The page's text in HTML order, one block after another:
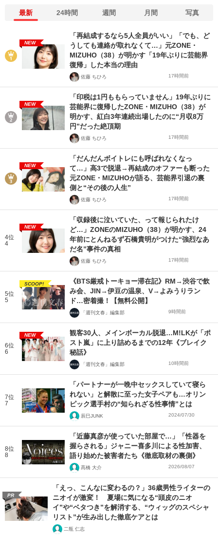
最新 24時間 週間 月間 写真
NEW
「再結成するなら5人全員がいい」「でも、ど
うしても連絡が取れなくて…」元ZONE・
MIZUHO（38）が明かす「19年ぶりに芸能界
復帰」した本当の理由
佐藤 ちひろ 17時間前
NEW
「印税は1円ももらっていません」19年ぶりに
芸能界に復帰したZONE・MIZUHO（38）が
明かす、紅白3年連続出場したのに“月収8万
円”だった絶頂期
佐藤 ちひろ 17時間前
NEW
「だんだんボイトレにも呼ばれなくなっ
て…」高3で脱退→再結成のオファーも断った
元ZONE・MIZUHOが語る、芸能界引退の裏
側と“その後の人生”
佐藤 ちひろ 17時間前
4位
4
NEW
「収録後に泣いていた、って報じられたけ
ど…」ZONEのMIZUHO（38）が明かす、24
年前にとんねるず石橋貴明がつけた“強烈なあ
だ名”事件の真相
佐藤 ちひろ 17時間前
5位
5
SCOOP!
《BTS厳戒トーキョー滞在記》RM→渋谷で飲
み会、JIN→伊豆の温泉、V→よみうりラン
ド…密着撮！【無料公開】
「週刊文春」編集部 9時間前
6位
6
NEW
観客30人、メインボーカル脱退…M!LKが「ポ
スト嵐」に上り詰めるまでの12年《ブレイク
秘話》
「週刊文春」編集部 10時間前
7位
7
「パートナーが一晩中セックスしていて寝ら
れない」と解散に至った女子ペアも…オリン
ピック選手村の“知られざる性事情”とは
辰巳JUNK 2024/07/30
8位
8
「近藤真彦が使っていた部屋で…」「性器を
握らされる」ジャニー喜多川による性加害、
語り始めた被害者たち《徹底取材の裏側》
髙橋 大介 2026/08/07
PR
「えっ、こんなに変わるの？」36歳男性ライターの
ニオイが激変！ 夏場に気になる“頭皮のニオ
イ”や“ベタつき”を解消する、“ウィッグのスペシャ
リスト”が生み出した徹底ケアとは
二瓶 仁志